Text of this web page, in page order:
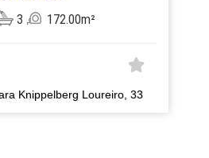
3 172.00m²
Knippelberg Loureiro, 33